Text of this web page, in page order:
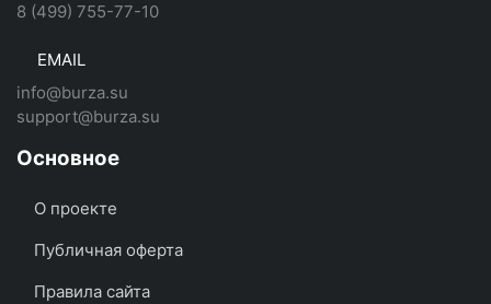
8 (499) 755-77-10
EMAIL
info@burza.su
support@burza.su
Основное
О проекте
Публичная оферта
Правила сайта